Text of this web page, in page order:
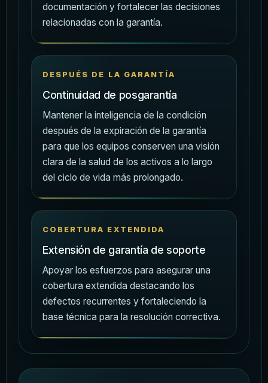
documentación y fortalecer las decisiones
relacionadas con la garantía.
DESPUÉS DE LA GARANTÍA
Continuidad de posgarantía
Mantener la inteligencia de la condición
después de la expiración de la garantía
para que los equipos conserven una visión
clara de la salud de los activos a lo largo
del ciclo de vida más prolongado.
COBERTURA EXTENDIDA
Extensión de garantía de soporte
Apoyar los esfuerzos para asegurar una
cobertura extendida destacando los
defectos recurrentes y fortaleciendo la
base técnica para la resolución correctiva.